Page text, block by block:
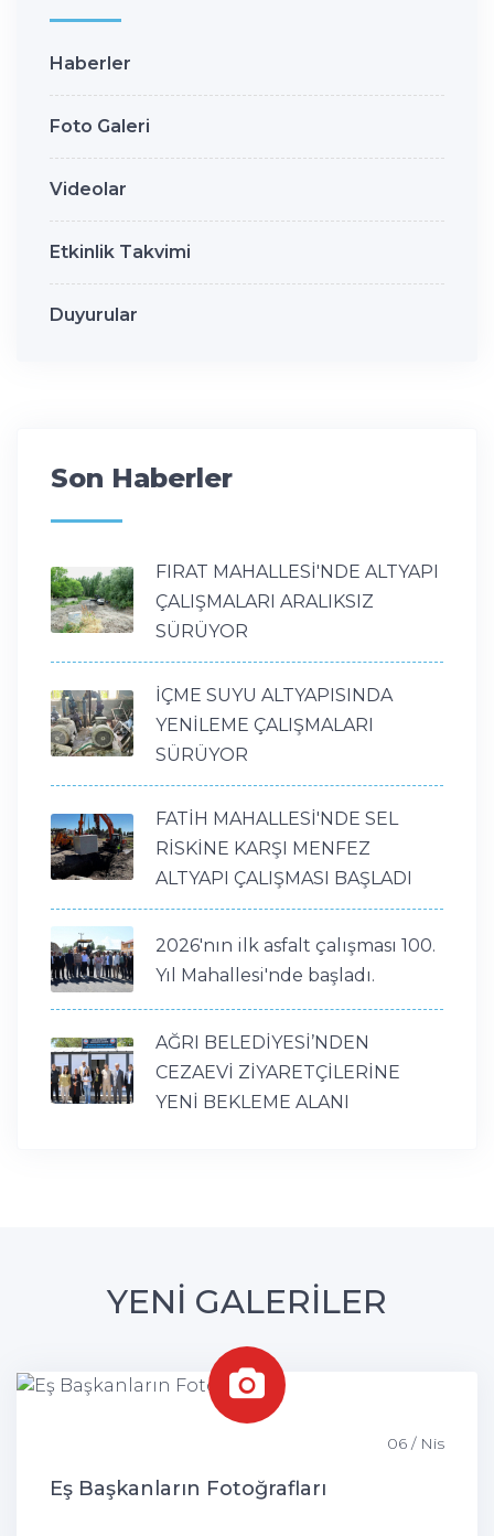
Haberler
Foto Galeri
Videolar
Etkinlik Takvimi
Duyurular
Son Haberler
FIRAT MAHALLESİ'NDE ALTYAPI
ÇALIŞMALARI ARALIKSIZ
SÜRÜYOR
İÇME SUYU ALTYAPISINDA
YENİLEME ÇALIŞMALARI
SÜRÜYOR
FATİH MAHALLESİ'NDE SEL
RİSKİNE KARŞI MENFEZ
ALTYAPI ÇALIŞMASI BAŞLADI
2026'nın ilk asfalt çalışması 100.
Yıl Mahallesi'nde başladı.
AĞRI BELEDİYESİ’NDEN
CEZAEVİ ZİYARETÇİLERİNE
YENİ BEKLEME ALANI
YENİ GALERİLER
06 / Nis
Eş Başkanların Fotoğrafları